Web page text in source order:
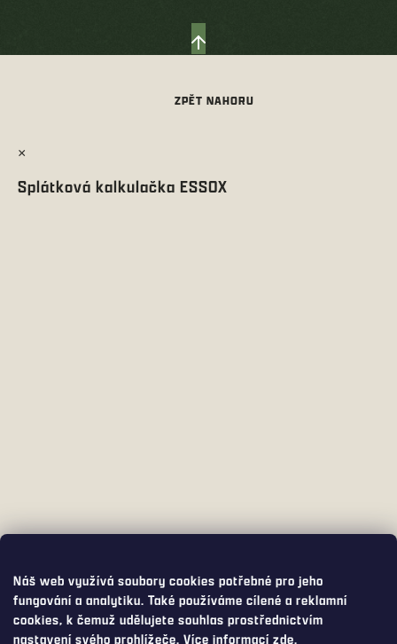
Náš web využívá soubory cookies potřebné pro jeho
fungování a analytiku. Také používáme cílené a reklamní
cookies, k čemuž udělujete souhlas prostřednictvím
nastavení svého prohlížeče. Více informacízde.
×
Splátková kalkulačka ESSOX